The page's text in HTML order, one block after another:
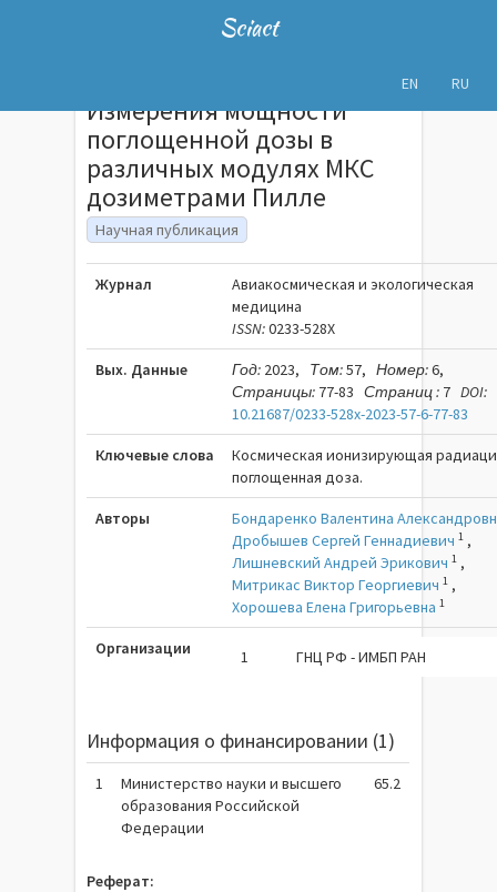
Sciact
EN RU
Измерения мощности
поглощенной дозы в
различных модулях МКС
дозиметрами Пилле
Научная публикация
Журнал
Авиакосмическая и экологическая
медицина
ISSN:0233-528X
Вых. Данные Год: 2023, Том:57, Номер:6,
Страницы: 77-83 Страниц : 7 DOI:
10.21687/0233-528x-2023-57-6-77-83
Ключевые слова
Космическая ионизирующая
поглощенная доза.
Авторы
Бондаренко Валентина
Дробышев Сергей Геннадиевич 1 ,
Лишневский Андрей Эрикович 1 ,
Митрикас Виктор Георгиевич 1 ,
Хорошева Елена Григорьевна 1
Организации 1 ГНЦ РФ - ИМБП РАН
Информация о финансировании (1)
1
Министерство науки и высшего
образования Российской
Федерации
65.2
Реферат: